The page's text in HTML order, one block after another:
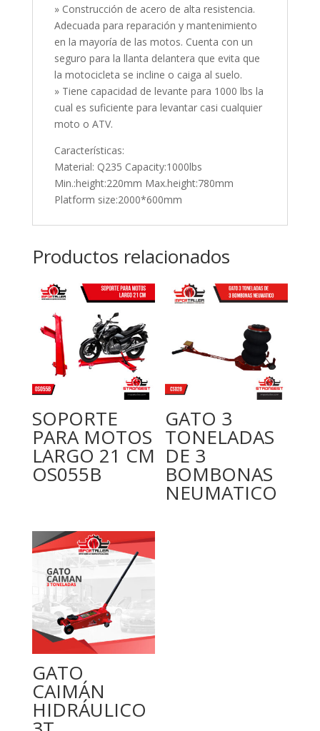
» Construcción de acero de alta resistencia.
Adecuada para reparación y mantenimiento
en la mayoría de las motos. Cuenta con un
seguro para la llanta delantera que evita que
la motocicleta se incline o caiga al suelo.
» Tiene capacidad de levante para 1000 lbs la
cual es suficiente para levantar casi cualquier
moto o ATV.
Características:
Material: Q235 Capacity:1000lbs
Min.:height:220mm Max.height:780mm
Platform size:2000*600mm
Productos relacionados
SOPORTE
PARA MOTOS
LARGO 21 CM
OS055B
GATO 3
TONELADAS
DE 3
BOMBONAS
NEUMATICO
GATO
CAIMÁN
HIDRÁULICO